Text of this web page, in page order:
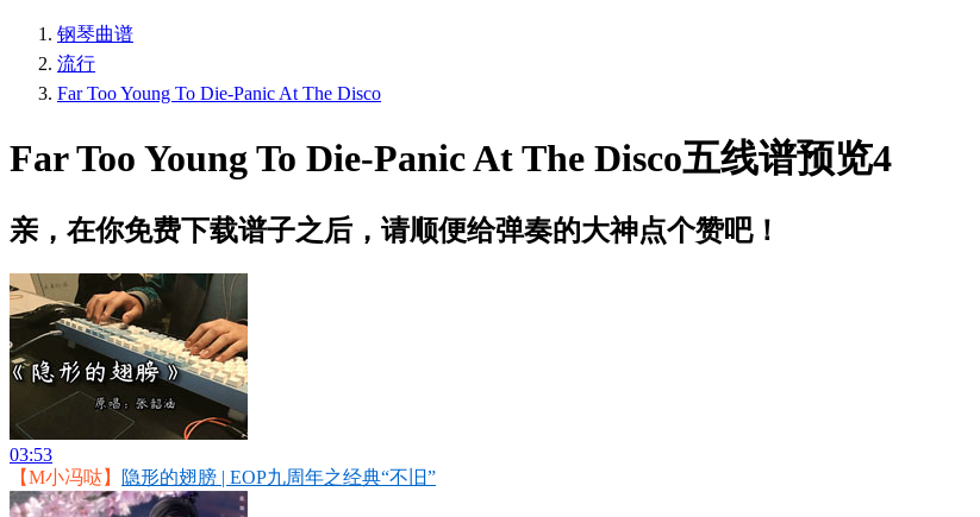
钢琴曲谱
流行
Far Too Young To Die-Panic At The Disco
Far Too Young To Die-Panic At The Disco五线谱预览4
亲，在你免费下载谱子之后，请顺便给弹奏的大神点个赞吧！
03:53
【M小冯哒】
隐形的翅膀 | EOP九周年之经典“不旧”